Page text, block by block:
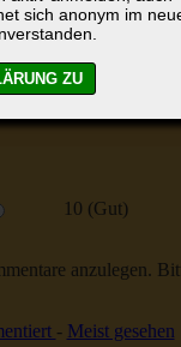
sich anonym im
10 (Gut)
anzulegen.
- Meist gesehen